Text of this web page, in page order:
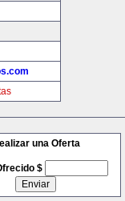
una Oferta
$